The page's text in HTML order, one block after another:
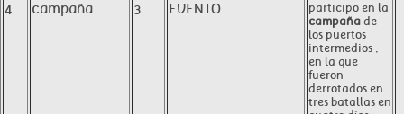
4 campaña 3 EVENTO
participó en la
campaña de
los puertos
intermedios ,
en la que
fueron
derrotados en
tres batallas en